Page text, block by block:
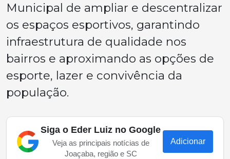
Municipal de ampliar e descentralizar
os espaços esportivos, garantindo
infraestrutura de qualidade nos
bairros e aproximando as opções de
esporte, lazer e convivência da
população.
Siga o Eder Luiz no Google
Veja as principais notícias de
Joaçaba, região e SC
Adicionar